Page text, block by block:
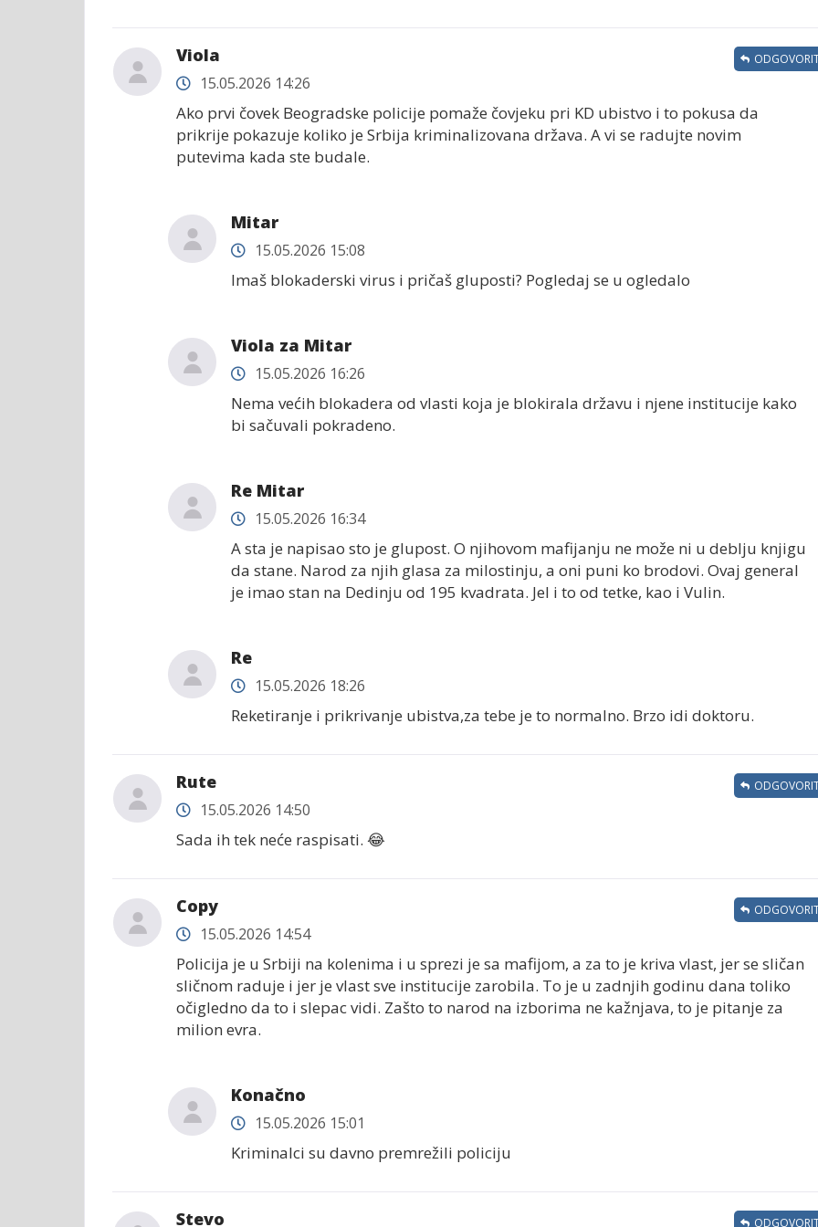
Viola
15.05.2026 14:26
Ako prvi čovek Beogradske policije pomaže čovjeku pri KD ubistvo i to pokusa da
prikrije pokazuje koliko je Srbija kriminalizovana država. A vi se radujte novim
putevima kada ste budale.
Mitar
15.05.2026 15:08
Imaš blokaderski virus i pričaš gluposti? Pogledaj se u ogledalo
Viola za Mitar
15.05.2026 16:26
Nema većih blokadera od vlasti koja je blokirala državu i njene institucije kako
bi sačuvali pokradeno.
Re Mitar
15.05.2026 16:34
A sta je napisao sto je glupost. O njihovom mafijanju ne može ni u deblju knjigu
da stane. Narod za njih glasa za milostinju, a oni puni ko brodovi. Ovaj general
je imao stan na Dedinju od 195 kvadrata. Jel i to od tetke, kao i Vulin.
Re
15.05.2026 18:26
Reketiranje i prikrivanje ubistva,za tebe je to normalno. Brzo idi doktoru.
Rute
15.05.2026 14:50
Sada ih tek neće raspisati. 😂
Copy
15.05.2026 14:54
Policija je u Srbiji na kolenima i u sprezi je sa mafijom, a za to je kriva vlast, jer se sličan
sličnom raduje i jer je vlast sve institucije zarobila. To je u zadnjih godinu dana toliko
očigledno da to i slepac vidi. Zašto to narod na izborima ne kažnjava, to je pitanje za
milion evra.
Konačno
15.05.2026 15:01
Kriminalci su davno premrežili policiju
Stevo